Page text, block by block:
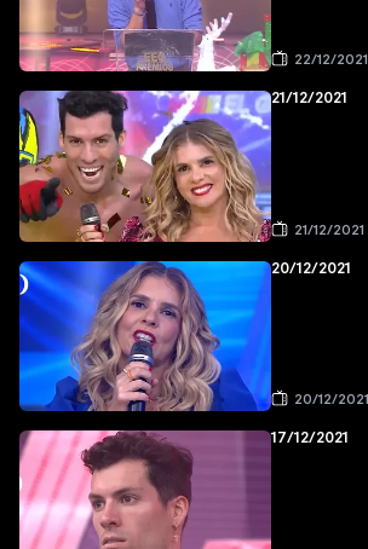
22/12/2021
21/12/2021
21/12/2021
20/12/2021
20/12/2021
17/12/2021